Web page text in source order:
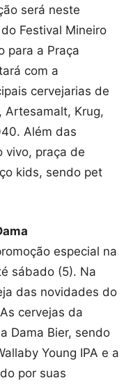
será neste
Festival Mineiro
para a Praça
com a
cervejarias de
Artesamalt, Krug,
Além das
vivo, praça de
kids, sendo pet
especial na
sábado (5). Na
das novidades do
cervejas da
Dama Bier, sendo
Young IPA e a
por suas